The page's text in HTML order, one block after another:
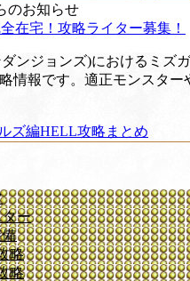
のお知らせ
在宅！攻略ライター募集！
ンジョンズ)におけるミズ
情報です。適正モンスター
ズ編HELL攻略まとめ
ー
備
略
略